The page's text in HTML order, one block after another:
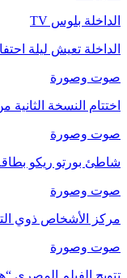
الداخلة بلوس TV
الداخلة تعيش ليلة
صوت وصورة
اختتام النسخة
صوت وصورة
شاطئ بورتو ريكو
صوت وصورة
مركز الأشخاص ذوي
صوت وصورة
تتويج الفيلم المصري